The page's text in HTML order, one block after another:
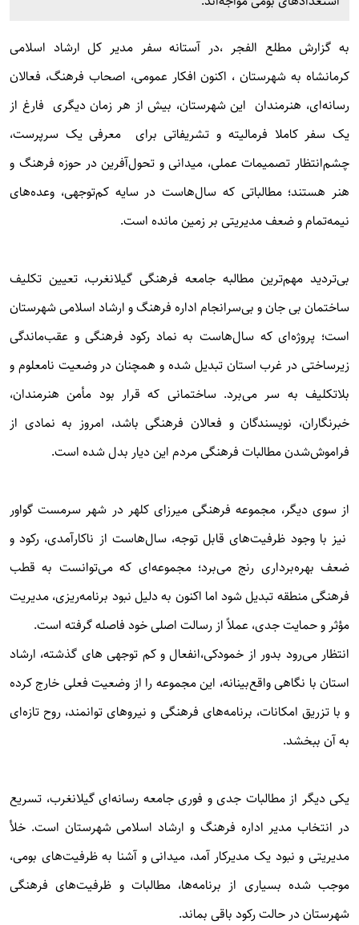
به گزارشمطلع الفجر ،در آستانه سفر مدیر کل ارشاد اسلامی
کرمانشاه به شهرستان ، اکنون افکار عمومی، اصحاب فرهنگ، فعالان
رسانه‌ای، هنرمندان این شهرستان، بیش از هر زمان دیگری فارغ از
یک سفر کاملا فرمالیته و تشریفاتی برای معرفی یک سرپرست،
چشم‌انتظار تصمیمات عملی، میدانی و تحول‌آفرین در حوزه فرهنگ و
هنر هستند؛ مطالباتی که سال‌هاست در سایه کم‌توجهی، وعده‌های
نیمه‌تمام و ضعف مدیریتی بر زمین مانده است.
بی‌تردید مهم‌ترین مطالبه جامعه فرهنگی گیلانغرب، تعیین تکلیف
ساختمان بی جان و بی‌سرانجام اداره فرهنگ و ارشاد اسلامی شهرستان
است؛ پروژه‌ای که سال‌هاست به نماد رکود فرهنگی و عقب‌ماندگی
زیرساختی در غرب استان تبدیل شده و همچنان در وضعیت نامعلوم و
بلاتکلیف به سر می‌برد. ساختمانی که قرار بود مأمن هنرمندان،
خبرنگاران، نویسندگان و فعالان فرهنگی باشد، امروز به نمادی از
فراموش‌شدن مطالبات فرهنگی مردم این دیار بدل شده است.
از سوی دیگر، مجموعه فرهنگی میرزای کلهر در شهر سرمست گواور
نیز با وجود ظرفیت‌های قابل توجه، سال‌هاست از ناکارآمدی، رکود و
ضعف بهره‌برداری رنج می‌برد؛ مجموعه‌ای که می‌توانست به قطب
فرهنگی منطقه تبدیل شود اما اکنون به دلیل نبود برنامه‌ریزی، مدیریت
مؤثر و حمایت جدی، عملاً از رسالت اصلی خود فاصله گرفته است.
انتظار می‌رود بدور از خمودکی،انفعال و کم توجهی های گذشته، ارشاد
استان با نگاهی واقع‌بینانه، این مجموعه را از وضعیت فعلی خارج کرده
و با تزریق امکانات، برنامه‌های فرهنگی و نیروهای توانمند، روح تازه‌ای
به آن ببخشد.
یکی دیگر از مطالبات جدی و فوری جامعه رسانه‌ای گیلانغرب، تسریع
در انتخاب مدیر اداره فرهنگ و ارشاد اسلامی شهرستان است. خلأ
مدیریتی و نبود یک مدیرکار آمد، میدانی و آشنا به ظرفیت‌های بومی،
موجب شده بسیاری از برنامه‌ها، مطالبات و ظرفیت‌های فرهنگی
شهرستان در حالت رکود باقی بماند.